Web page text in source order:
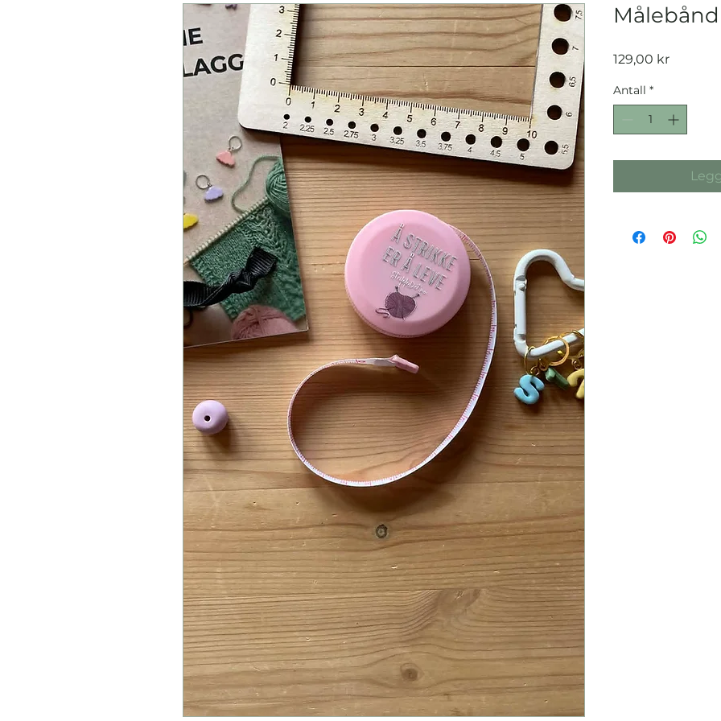
Målebånd
129,00 krPris
Antall *